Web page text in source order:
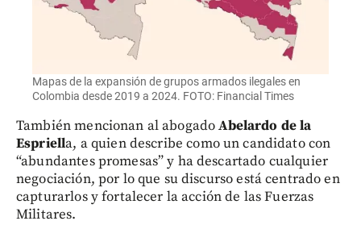
Mapas de la expansión de grupos armados ilegales en
Colombia desde 2019 a 2024. FOTO: Financial Times
También mencionan al abogadoAbelardo de la
Espriella, a quien describe como un candidato con
“abundantes promesas” y ha descartado cualquier
negociación, por lo que su discurso está centrado en
capturarlos y fortalecer la acción de las Fuerzas
Militares.